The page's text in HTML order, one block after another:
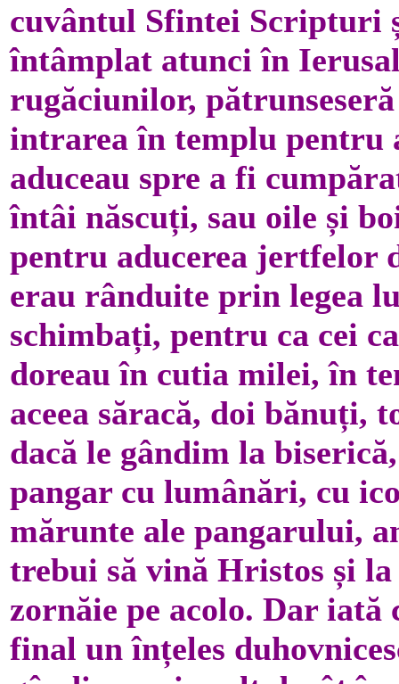
cuvântul Sfintei Scripturi
întâmplat atunci în
rugăciunilor,
intrarea în templu pentru
aduceau spre a fi
întâi născuți, sau oile și
pentru aducerea jertfelor
erau rânduite prin legea
schimbați, pentru ca cei
doreau în cutia milei, în
aceea săracă, doi bănuți,
dacă le gândim la
pangar cu lumânări, cu
mărunte ale pangarului,
trebui să vină Hristos și la
zornăie pe acolo. Dar iată
final un înțeles